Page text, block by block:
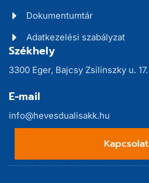
Dokumentumtár
Adatkezelési szabályzat
Székhely
3300 Eger, Bajcsy Zsilinszky u. 17.
E-mail
info@hevesdualisakk.hu
Kapcsolat